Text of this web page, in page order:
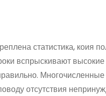
статистика, коия
вспрыскивают
отсутствия